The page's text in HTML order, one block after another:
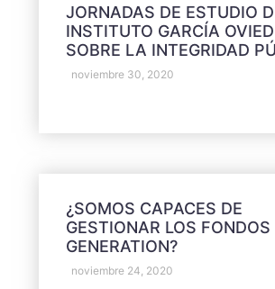
JORNADAS DE ESTUDIO
INSTITUTO GARCÍA
SOBRE LA INTEGRIDAD
noviembre 30, 2020
¿SOMOS CAPACES DE
GESTIONAR LOS FONDOS
GENERATION?
noviembre 24, 2020